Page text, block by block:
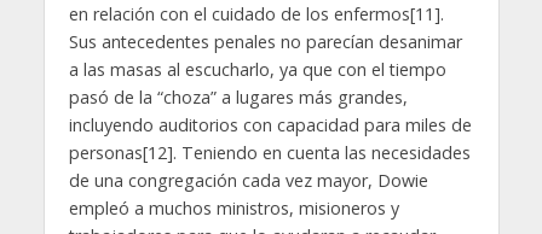
en relación con el cuidado de los enfermos[11].
Sus antecedentes penales no parecían desanimar
a las masas al escucharlo, ya que con el tiempo
pasó de la “choza” a lugares más grandes,
incluyendo auditorios con capacidad para miles de
personas[12]. Teniendo en cuenta las necesidades
de una congregación cada vez mayor, Dowie
empleó a muchos ministros, misioneros y